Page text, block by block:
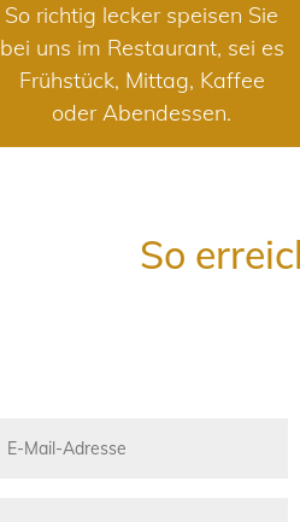
So richtig lecker speisen Sie
bei uns im Restaurant, sei es
Frühstück, Mittag, Kaffee
oder Abendessen.
So